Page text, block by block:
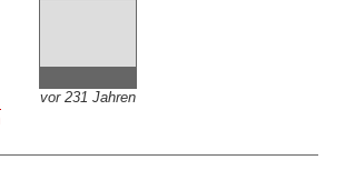
vor 231 Jahren